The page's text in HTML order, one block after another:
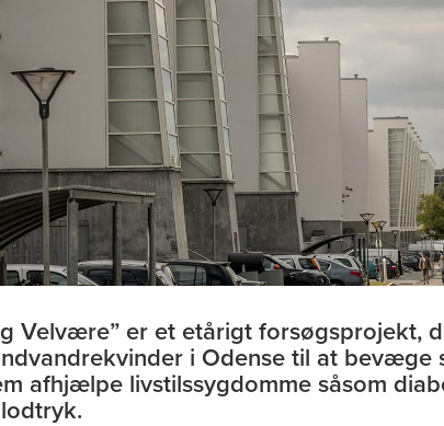
Velvære” er et etårigt forsøgsprojekt,
i Odense til at bevæge
afhjælpe livstilssygdomme såsom